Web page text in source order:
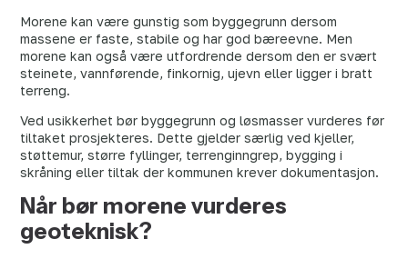
Morene kan være gunstig som byggegrunn dersom
massene er faste, stabile og har god bæreevne. Men
morene kan også være utfordrende dersom den er svært
steinete, vannførende, finkornig, ujevn eller ligger i bratt
terreng.
Ved usikkerhet bør byggegrunn og løsmasser vurderes før
tiltaket prosjekteres. Dette gjelder særlig ved kjeller,
støttemur, større fyllinger, terrenginngrep, bygging i
skråning eller tiltak der kommunen krever dokumentasjon.
Når bør morene vurderes
geoteknisk?